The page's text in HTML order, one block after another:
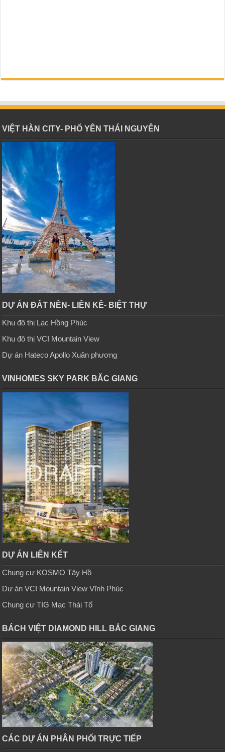
VIỆT HÀN CITY- PHỔ YÊN THÁI NGUYÊN
DỰ ÁN ĐẤT NỀN- LIỀN KỀ- BIỆT THỰ
Khu đô thị Lạc Hồng Phúc
Khu đô thị VCI Mountain View
Dự án Hateco Apollo Xuân phương
VINHOMES SKY PARK BĂC GIANG
DỰ ÁN LIÊN KẾT
Chung cư KOSMO Tây Hồ
Dự án VCI Mountain View Vĩnh Phúc
Chung cư TIG Mạc Thái Tổ
BÁCH VIỆT DIAMOND HILL BẮC GIANG
CÁC DỰ ÁN PHÂN PHỐI TRỰC TIẾP